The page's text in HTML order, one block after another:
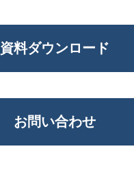
資料ダウンロード
お問い合わせ